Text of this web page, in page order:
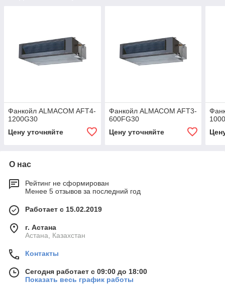
Фанкойл ALMACOM AFT4-
1200G30
Цену уточняйте
Фанкойл ALMACOM AFT3-
600FG30
Цену уточняйте
О нас
Рейтинг не сформирован
Менее 5 отзывов за последний год
Работает с 15.02.2019
г. Астана
Астана, Казахстан
Контакты
Сегодня работает с 09:00 до 18:00
Показать весь график работы